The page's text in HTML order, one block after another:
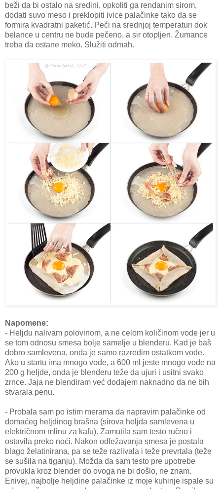
beži da bi ostalo na sredini, opkoliti ga rendanim sirom,
dodati suvo meso i preklopiti ivice palačinke tako da se
formira kvadratni paketić. Peći na srednjoj temperaturi dok
belance u centru ne bude pečeno, a sir otopljen. Žumance
treba da ostane meko. Služiti odmah.
Napomene:
- Heljdu nalivam polovinom, a ne celom količinom vode jer u
se tom odnosu smesa bolje samelje u blenderu. Kad je baš
dobro samlevena, onda je samo razredim ostatkom vode.
Ako u startu ima mnogo vode, a 600 ml jeste mnogo vode na
200 g heljde, onda je blenderu teže da ujuri i usitni svako
zrnce. Jaja ne blendiram već dodajem naknadno da ne bih
stvarala penu.
- Probala sam po istim merama da napravim palačinke od
domaćeg heljdinog brašna (sirova heljda samlevena u
električnom mlinu za kafu). Zamutila sam testo ručno i
ostavila preko noći. Nakon odležavanja smesa je postala
blago želatinirana, pa se teže razlivala i teže prevrtala (teže
se sušila na tiganju). Možda da sam testo pre upotrebe
provukla kroz blender do ovoga ne bi došlo, ne znam.
Enivej, najbolje heljdine palačinke iz moje kuhinje ispale su